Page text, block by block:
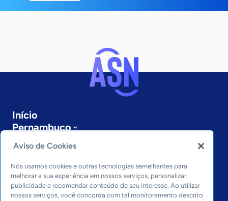
Início
Pernambuco
Sobre a ASN
Últimas notícias
Entre em contato
Editorias
Economia & Política
Aviso de Cookies
Nós usamos cookies e outras tecnologias semelhantes para
melhorar a sua experiência em nossos serviços, personalizar
publicidade e recomendar conteúdo de seu interesse. Ao utilizar
nossos serviços, você concorda com tal monitoramento descrito